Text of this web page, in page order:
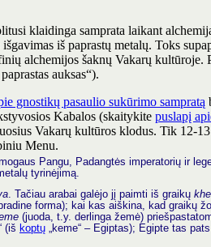
klaidinga samprata laikant
iš paprastų metalų. Toks
alchemijos šaknų Vakarų kultūroje.
auksas“).
gnostikų pasaulio sukūrimo sampratą
Kabalos (skaitykite puslapį
Vakarų kultūros klodus. Tik 12-13
Menu.
Pangu, Padangtės imperatorių ir
tyrinėjimą.
. Tačiau arabai galėjo jį paimti iš graikų
forma); kai kas aiškina, kad graikų
(juoda, t.y. derlinga žemė)
(iš koptų „keme“ – Egiptas); Egipte tas